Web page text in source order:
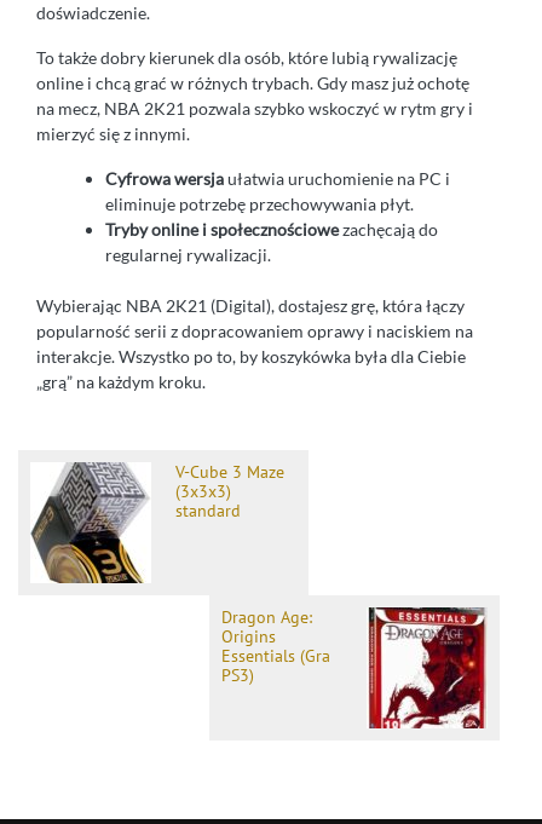
doświadczenie.
To także dobry kierunek dla osób, które lubią rywalizację
online i chcą grać w różnych trybach. Gdy masz już ochotę
na mecz, NBA 2K21 pozwala szybko wskoczyć w rytm gry i
mierzyć się z innymi.
Cyfrowa wersjaułatwia uruchomienie na PC i
eliminuje potrzebę przechowywania płyt.
Tryby online i społecznościowezachęcają do
regularnej rywalizacji.
Wybierając NBA 2K21 (Digital), dostajesz grę, która łączy
popularność serii z dopracowaniem oprawy i naciskiem na
interakcje. Wszystko po to, by koszykówka była dla Ciebie
„grą” na każdym kroku.
V-Cube 3 Maze
(3x3x3)
standard
Dragon Age:
Origins
Essentials (Gra
PS3)